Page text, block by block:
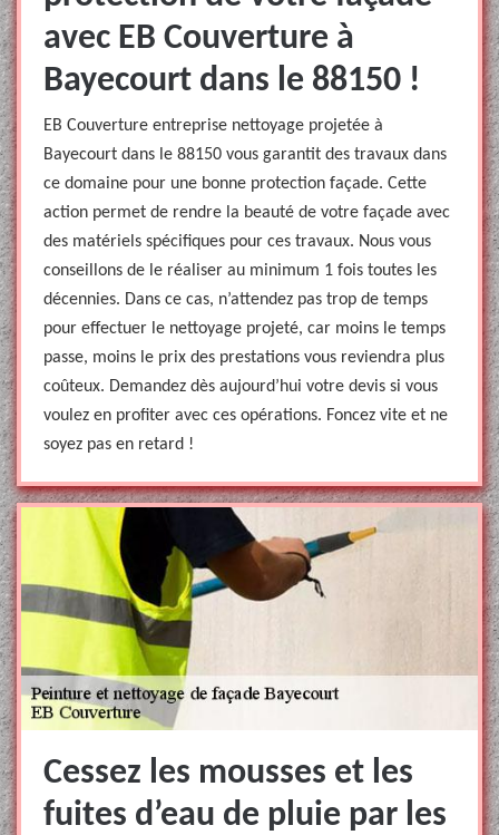
avec EB Couverture à
Bayecourt dans le 88150 !
EB Couverture entreprise nettoyage projetée à
Bayecourt dans le 88150 vous garantit des travaux dans
ce domaine pour une bonne protection façade. Cette
action permet de rendre la beauté de votre façade avec
des matériels spécifiques pour ces travaux. Nous vous
conseillons de le réaliser au minimum 1 fois toutes les
décennies. Dans ce cas, n’attendez pas trop de temps
pour effectuer le nettoyage projeté, car moins le temps
passe, moins le prix des prestations vous reviendra plus
coûteux. Demandez dès aujourd’hui votre devis si vous
voulez en profiter avec ces opérations. Foncez vite et ne
soyez pas en retard !
Cessez les mousses et les
fuites d’eau de pluie par les